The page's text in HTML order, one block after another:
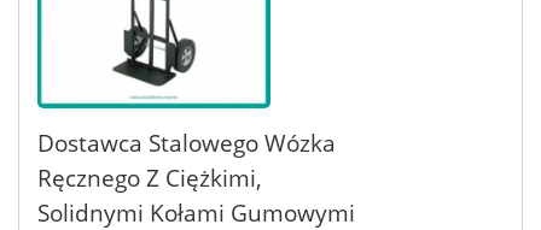
Dostawca Stalowego Wózka
Ręcznego Z Ciężkimi,
Solidnymi Kołami Gumowymi